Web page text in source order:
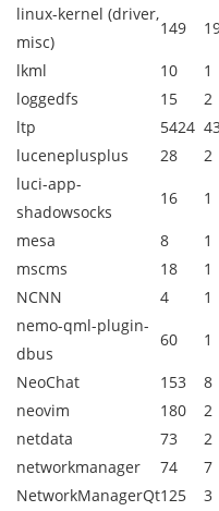
linux-kernel (driver,
misc)
149
lkml 10
1
loggedfs
15 2
ltp
5424
luceneplusplus
28 2
luci-app-
shadowsocks
16 1
mesa 8 1
mscms
18 1
NCNN
4 1
nemo-qml-plugin-
dbus
60 1
NeoChat 153 8
neovim
180 2
netdata
73
2
networkmanager
74 7
NetworkManagerQt125 3